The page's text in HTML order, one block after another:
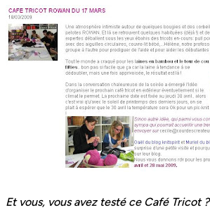
Et vous, vous avez testé ce Café Tricot ?